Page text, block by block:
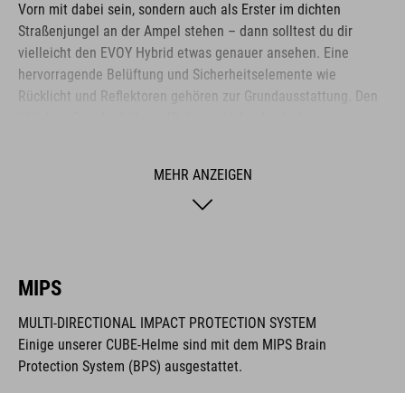
Vorn mit dabei sein, sondern auch als Erster im dichten
Straßenjungel an der Ampel stehen – dann solltest du dir
vielleicht den EVOY Hybrid etwas genauer ansehen. Eine
hervorragende Belüftung und Sicherheitselemente wie
Rücklicht und Reflektoren gehören zur Grundausstattung. Den
Die Marke CUBE steht für innovative und qualitativ
hochwertige Produkte, welche sich stetig an aktuellen Trends
orientieren. Durch die enge Zusammenarbeit der Designer in
MEHR ANZEIGEN
MIPS
MULTI-DIRECTIONAL IMPACT PROTECTION SYSTEM
Einige unserer CUBE-Helme sind mit dem MIPS Brain
Protection System (BPS) ausgestattet.